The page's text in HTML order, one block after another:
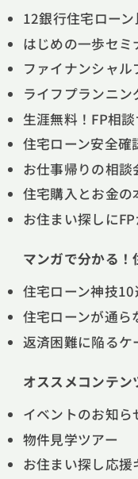
12銀行住宅ロー
はじめの一歩セミ
ファイナンシャ
ライフプランニ
生涯無料！FP相
住宅ローン安全確
お仕事帰りの相談
住宅購入とお金の
お住まい探しに
マンガで分かる！
住宅ローン神技10
住宅ローンが通ら
返済困難に陥るケ
オススメコンテン
イベントのお知ら
物件見学ツアー
お住まい探し応援